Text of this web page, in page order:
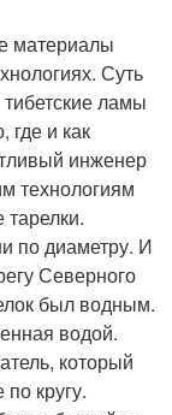
материалы
Суть
ламы
где и как
инженер
технологиям
по диаметру. И
Северного
был водным.
водой.
который
кругу.